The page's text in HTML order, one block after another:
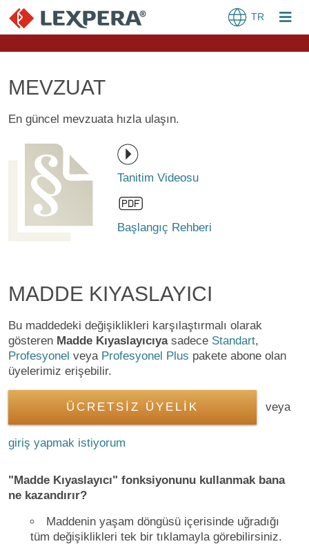
TR
MEVZUAT
En güncel mevzuata hızla ulaşın.
Tanitim Videosu
Başlangıç Rehberi
MADDE KIYASLAYICI
Bu maddedeki değişiklikleri karşılaştırmalı olarak
gösteren Madde Kıyaslayıcıyasadece Standart,
Profesyonel veya Profesyonel Plus pakete abone olan
üyelerimiz erişebilir.
ÜCRETSİZ ÜYELİK veya
giriş yapmak istiyorum
"Madde Kıyaslayıcı" fonksiyonunu kullanmak bana
ne kazandırır?
Maddenin yaşam döngüsü içerisinde uğradığı
tüm değişiklikleri tek bir tıklamayla görebilirsiniz.